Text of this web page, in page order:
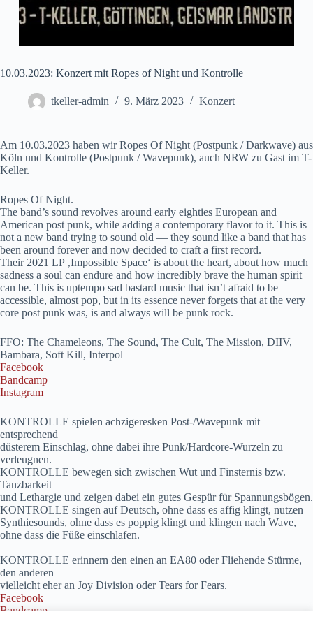
10.03.2023: Konzert mit Ropes of Night und Kontrolle
tkeller-admin 9. März 2023 Konzert
Am 10.03.2023 haben wir Ropes Of Night (Postpunk / Darkwave) aus
Köln und Kontrolle (Postpunk / Wavepunk), auch NRW zu Gast im T-
Keller.
Ropes Of Night.
The band’s sound revolves around early eighties European and
American post punk, while adding a contemporary flavor to it. This is
not a new band trying to sound old — they sound like a band that has
been around forever and now decided to craft a first record.
Their 2021 LP ‚Impossible Space‘ is about the heart, about how much
sadness a soul can endure and how incredibly brave the human spirit
can be. This is uptempo sad bastard music that isn’t afraid to be
accessible, almost pop, but in its essence never forgets that at the very
core post punk was, is and always will be punk rock.
FFO: The Chameleons, The Sound, The Cult, The Mission, DIIV,
Bambara, Soft Kill, Interpol
Facebook
Bandcamp
Instagram
KONTROLLE spielen achzigeresken Post-/Wavepunk mit
entsprechend
düsterem Einschlag, ohne dabei ihre Punk/Hardcore-Wurzeln zu
verleugnen.
KONTROLLE bewegen sich zwischen Wut und Finsternis bzw.
Tanzbarkeit
und Lethargie und zeigen dabei ein gutes Gespür für Spannungsbögen.
KONTROLLE singen auf Deutsch, ohne dass es affig klingt, nutzen
Synthiesounds, ohne dass es poppig klingt und klingen nach Wave,
ohne dass die Füße einschlafen.
KONTROLLE erinnern den einen an EA80 oder Fliehende Stürme,
den anderen
vielleicht eher an Joy Division oder Tears for Fears.
Facebook
Bandcamp